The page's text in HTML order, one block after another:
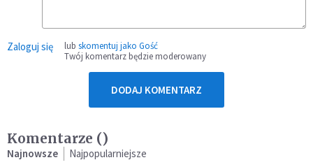
Zaloguj się lub skomentuj jako Gość
Twój komentarz będzie moderowany
DODAJ KOMENTARZ
Komentarze ()
Najnowsze Najpopularniejsze